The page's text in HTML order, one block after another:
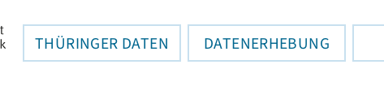
THÜRINGER DATEN DATENERHEBUNG